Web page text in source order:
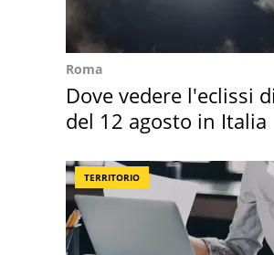
Roma
Dove vedere l'eclissi
del 12 agosto in Italia
TERRITORIO